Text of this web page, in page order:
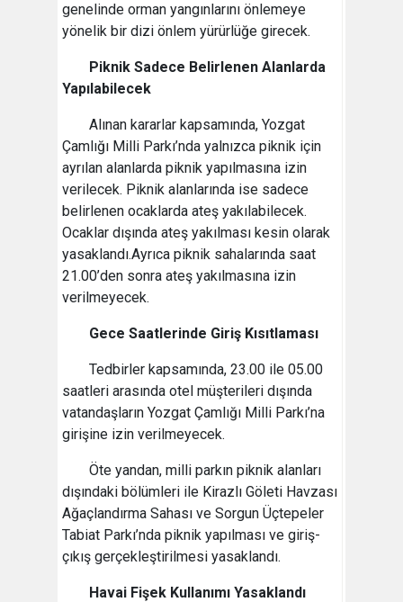
genelinde orman yangınlarını önlemeye
yönelik bir dizi önlem yürürlüğe girecek.
Piknik Sadece Belirlenen Alanlarda
Yapılabilecek
Alınan kararlar kapsamında, Yozgat
Çamlığı Milli Parkı’nda yalnızca piknik için
ayrılan alanlarda piknik yapılmasına izin
verilecek. Piknik alanlarında ise sadece
belirlenen ocaklarda ateş yakılabilecek.
Ocaklar dışında ateş yakılması kesin olarak
yasaklandı.Ayrıca piknik sahalarında saat
21.00’den sonra ateş yakılmasına izin
verilmeyecek.
Gece Saatlerinde Giriş Kısıtlaması
Tedbirler kapsamında, 23.00 ile 05.00
saatleri arasında otel müşterileri dışında
vatandaşların Yozgat Çamlığı Milli Parkı’na
girişine izin verilmeyecek.
Öte yandan, milli parkın piknik alanları
dışındaki bölümleri ile Kirazlı Göleti Havzası
Ağaçlandırma Sahası ve Sorgun Üçtepeler
Tabiat Parkı’nda piknik yapılması ve giriş-
çıkış gerçekleştirilmesi yasaklandı.
Havai Fişek Kullanımı Yasaklandı